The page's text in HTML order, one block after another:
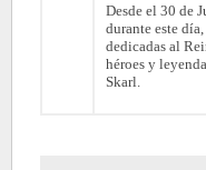
Desde el 30 de
durante este
dedicadas al
héroes y
Skarl.